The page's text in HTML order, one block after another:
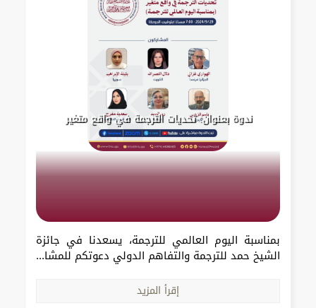
ندوة بعنوان: تحديات الترجمة في واقع متغير
بمناسبة اليوم العالمي للترجمة، يسعدنا في جائزة
الشيخ حمد للترجمة والتفاهم الدولي دعوتكم للمشا...
إقرأ المزيد